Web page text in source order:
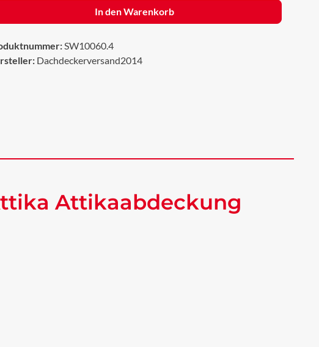
In den Warenkorb
SW10060.4
Dachdeckerversand2014
Attikaabdeckung